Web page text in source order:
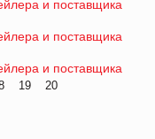
и поставщика
и поставщика
и поставщика
19 20